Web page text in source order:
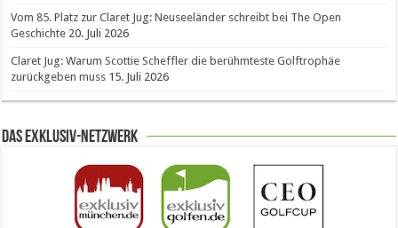
Vom 85. Platz zur Claret Jug: Neuseeländer schreibt bei The Open
Geschichte 20. Juli 2026
Claret Jug: Warum Scottie Scheffler die berühmteste Golftrophäe
zurückgeben muss 15. Juli 2026
Das Exklusiv-Netzwerk